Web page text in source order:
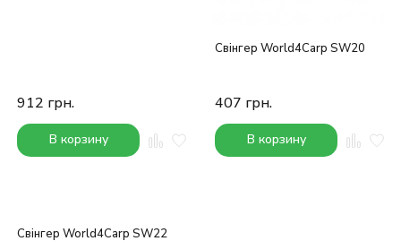
912 грн.
В корзину
Свінгер World4Carp SW20
407 грн.
В корзину
Свінгер World4Carp SW22